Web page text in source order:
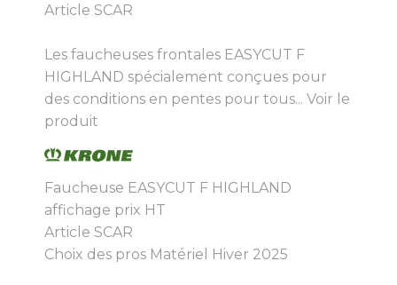
Article SCAR
Les faucheuses frontales EASYCUT F
HIGHLAND spécialement conçues pour
des conditions en pentes pour tous... Voir le
produit
Faucheuse EASYCUT F HIGHLAND
affichage prix HT
Article SCAR
Choix des pros Matériel Hiver 2025